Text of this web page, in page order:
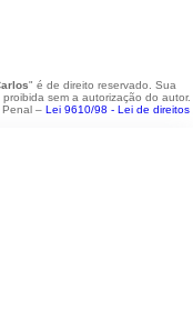
" é de direito reservado. Sua
sem a autorização do autor.
Penal – Lei 9610/98 - Lei de direitos